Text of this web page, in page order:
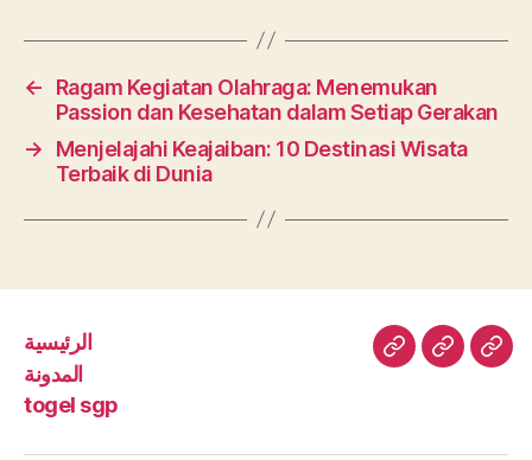
←
Ragam Kegiatan Olahraga: Menemukan
Passion dan Kesehatan dalam Setiap Gerakan
→
Menjelajahi Keajaiban: 10 Destinasi Wisata
Terbaik di Dunia
الرئيسية
المدونة
togel sgp
الرئيسيةالمدونة